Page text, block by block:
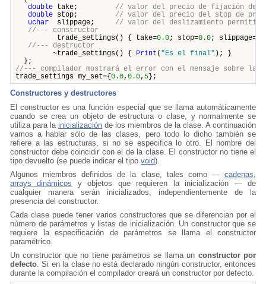
double take; // valor del precio de fijación del
double stop; // valor del precio del stop de
uchar slippage; // valor del deslizamiento permitido
//--- constructor
trade_settings() { take=0.0; stop=0.0; slippage=
//--- destructor
~trade_settings() { Print ( "Es el final" ); }
};
//--- compilador mostrará el error con el mensaje sobre la
trade_settings my_set={0.0, 0.0, 5};
Constructores y destructores
El constructor es una función especial que se llama automáticamente
cuando se crea un objeto de estructura o clase, y normalmente se
utiliza para la inicialización de los miembros de la clase. A continuación
vamos a hablar sólo de las clases, pero todo lo dicho también se
refiere a las estructuras, si no se especifica lo otro. El nombre del
constructor debe coincidir con el de la clase. El constructor no tiene el
tipo devuelto (se puede indicar el tipo void).
Algunos miembros definidos de la clase, tales como — cadenas
arrays dinámicos y objetos que requieren la inicialización — de
cualquier manera serán inicializados, independientemente de la
presencia del constructor.
Cada clase puede tener varios constructores que se diferencian por el
número de parámetros y listas de inicialización. Un constructor que se
requiere la especificación de parámetros se llama el constructor
paramétrico.
Un constructor que no tiene parámetros se llama un constructor por
defecto . Si en la clase no está declarado ningún constructor, entonces
durante la compilación el compilador creará un constructor por defecto.